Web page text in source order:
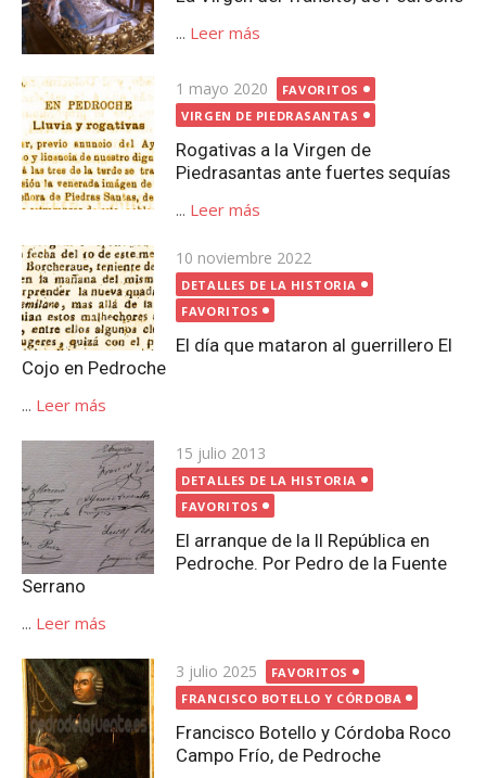
... Leer más
Publicada
el
1 mayo 2020
FAVORITOS
VIRGEN DE PIEDRASANTAS
Rogativas a la Virgen de
Piedrasantas ante fuertes sequías
... Leer más
Publicada
el
10 noviembre 2022
DETALLES DE LA HISTORIA
FAVORITOS
El día que mataron al guerrillero El
Cojo en Pedroche
... Leer más
Publicada
el
15 julio 2013
DETALLES DE LA HISTORIA
FAVORITOS
El arranque de la II República en
Pedroche. Por Pedro de la Fuente
Serrano
... Leer más
Publicada
el
3 julio 2025
FAVORITOS
FRANCISCO BOTELLO Y CÓRDOBA
Francisco Botello y Córdoba Roco
Campo Frío, de Pedroche